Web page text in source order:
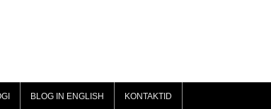
BLOG IN ENGLISH KONTAKTID